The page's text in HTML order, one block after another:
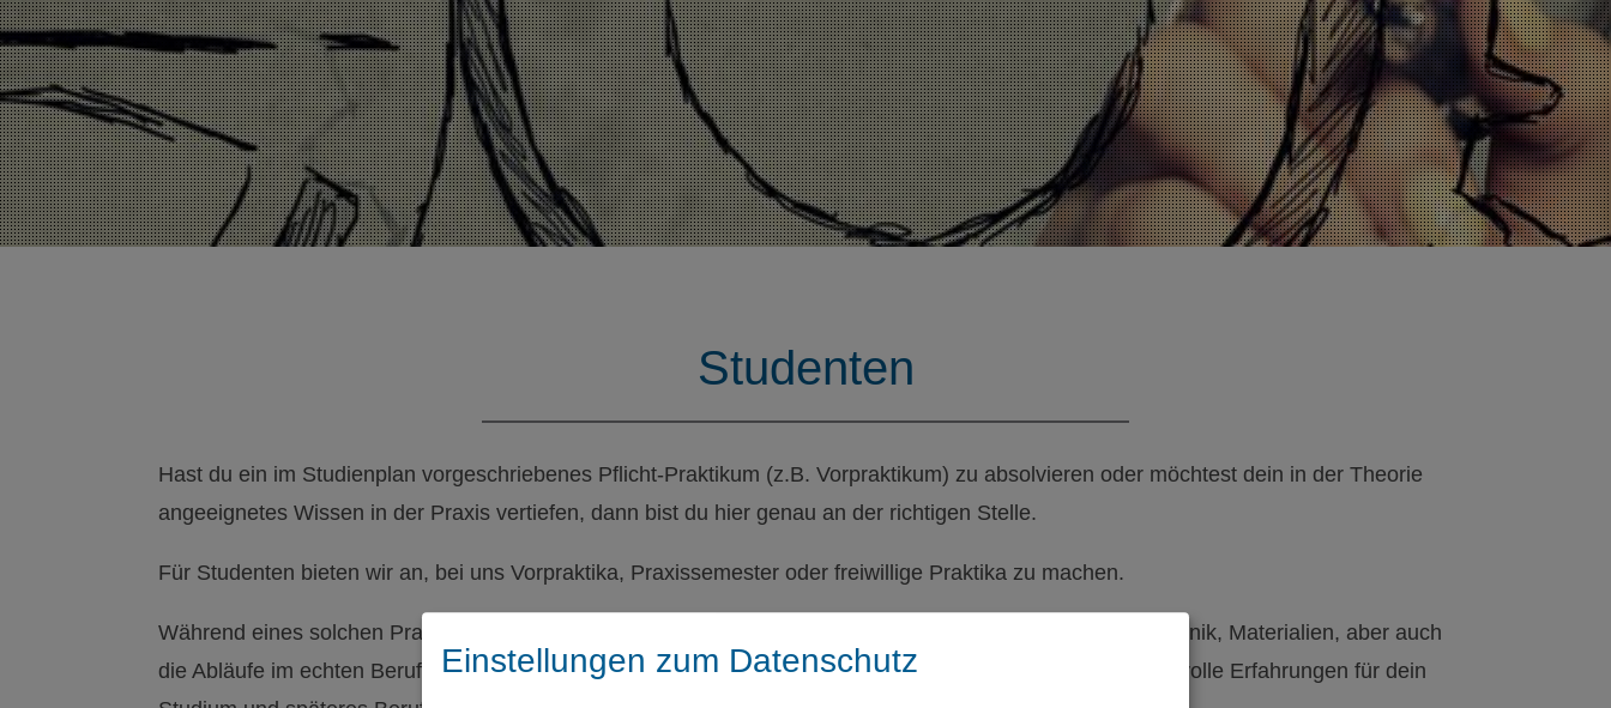
Studenten
Hast du ein im Studienplan vorgeschriebenes Pflicht-Praktikum (z.B. Vorpraktikum) zu absolvieren oder möchtest dein in der Theorie
angeeignetes Wissen in der Praxis vertiefen, dann bist du hier genau an der richtigen Stelle.
Für Studenten bieten wir an, bei uns Vorpraktika, Praxissemester oder freiwillige Praktika zu machen.
Während eines solchen Praktikums arbeitest du bei uns direkt im Produktionsprozess mit und lernst so Technik, Materialien, aber auch
die Abläufe im echten Berufsalltag kennen. So kannst du deine vorhandenen Kenntnisse vertiefen und wertvolle Erfahrungen für dein
Einstellungen zum Datenschutz